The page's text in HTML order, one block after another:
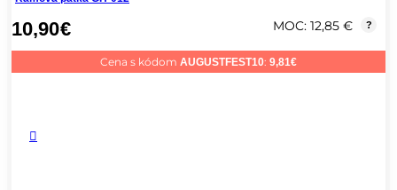
10,90€ MOC: 12,85 € ?
Cena s kódom AUGUSTFEST10: 9,81€